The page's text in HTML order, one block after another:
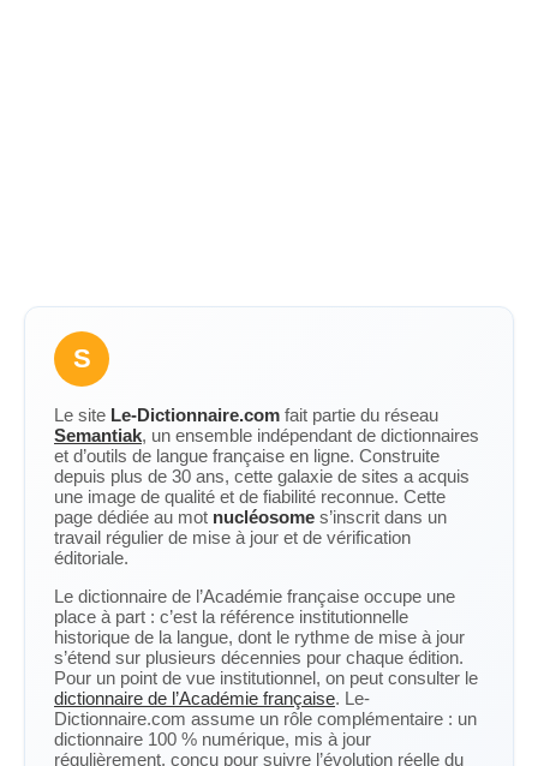
S
Le site Le-Dictionnaire.com fait partie du réseau
Semantiak, un ensemble indépendant de dictionnaires
et d’outils de langue française en ligne. Construite
depuis plus de 30 ans, cette galaxie de sites a acquis
une image de qualité et de fiabilité reconnue. Cette
page dédiée au mot nucléosome s’inscrit dans un
travail régulier de mise à jour et de vérification
éditoriale.
Le dictionnaire de l’Académie française occupe une
place à part : c’est la référence institutionnelle
historique de la langue, dont le rythme de mise à jour
s’étend sur plusieurs décennies pour chaque édition.
Pour un point de vue institutionnel, on peut consulter le
dictionnaire de l’Académie française. Le-
Dictionnaire.com assume un rôle complémentaire : un
dictionnaire 100 % numérique, mis à jour
régulièrement, conçu pour suivre l’évolution réelle du